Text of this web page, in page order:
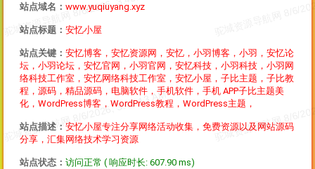
站点域名： www.yuqiuyang.xyz
站点标题： 安忆小屋
站点关键： 安忆博客，安忆资源网，安忆，小羽博客，小羽，安忆论
坛，小羽论坛，安忆官网，小羽官网，安忆科技，小羽科技，小羽网
络科技工作室，安忆网络科技工作室，安忆小屋，子比主题，子比教
程，源码，精品源码，电脑软件，手机软件，手机 APP子比主题美
化，WordPress博客，WordPress教程，WordPress主题，
站点描述： 安忆小屋专注分享网络活动收集，免费资源以及网站源码
分享，汇集网络技术学习资源
站点状态： 访问正常 ( 响应时长: 607.90 ms)